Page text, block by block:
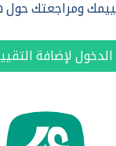
ومراجعتك حول
لإضافة